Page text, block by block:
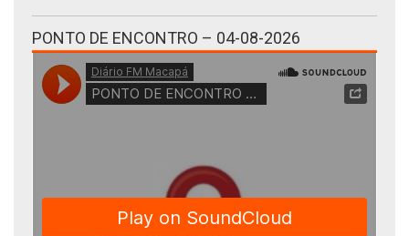
PONTO DE ENCONTRO – 04-08-2026